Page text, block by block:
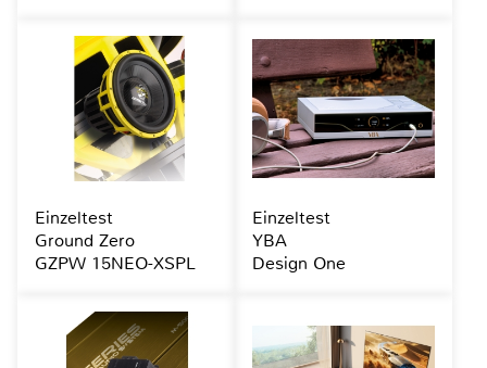
Einzeltest
Ground Zero
GZPW 15NEO-XSPL
Einzeltest
YBA
Design One